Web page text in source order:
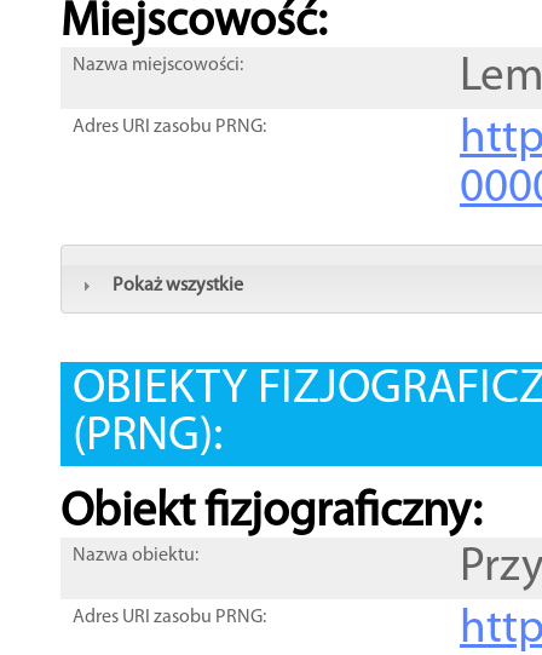
Miejscowość:
Nazwa miejscowości:
Adres URI zasobu PRNG:
Pokaż wszystkie
OBIEKTY
(PRNG):
Obiekt fizjograficzny:
Nazwa obiektu:
Adres URI zasobu PRNG: